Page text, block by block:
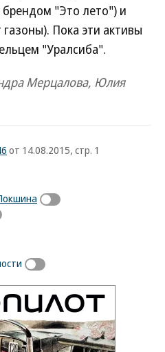
"Это лето") и
Пока эти активы
"Уралсиба".
Мерцалова, Юлия
от 14.08.2015, стр. 1